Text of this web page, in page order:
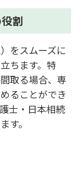
割
をスムーズに
ちます。特
取る場合、専
ることができ
士・日本相続
す。